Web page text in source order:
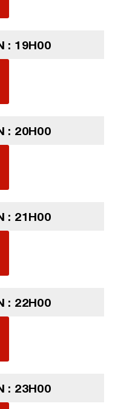
: 19H00
: 20H00
: 21H00
: 22H00
: 23H00